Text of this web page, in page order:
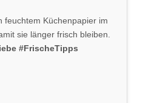
feuchtem Küchenpapier im
sie länger frisch bleiben.
#FrischeTipps